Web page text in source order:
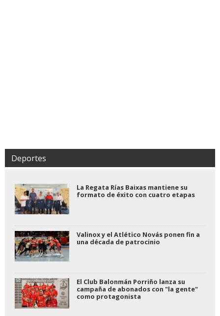
Deportes
La Regata Rías Baixas mantiene su
formato de éxito con cuatro etapas
Valinox y el Atlético Novás ponen fin a
una década de patrocinio
El Club Balonmán Porriño lanza su
campaña de abonados con "la gente"
como protagonista